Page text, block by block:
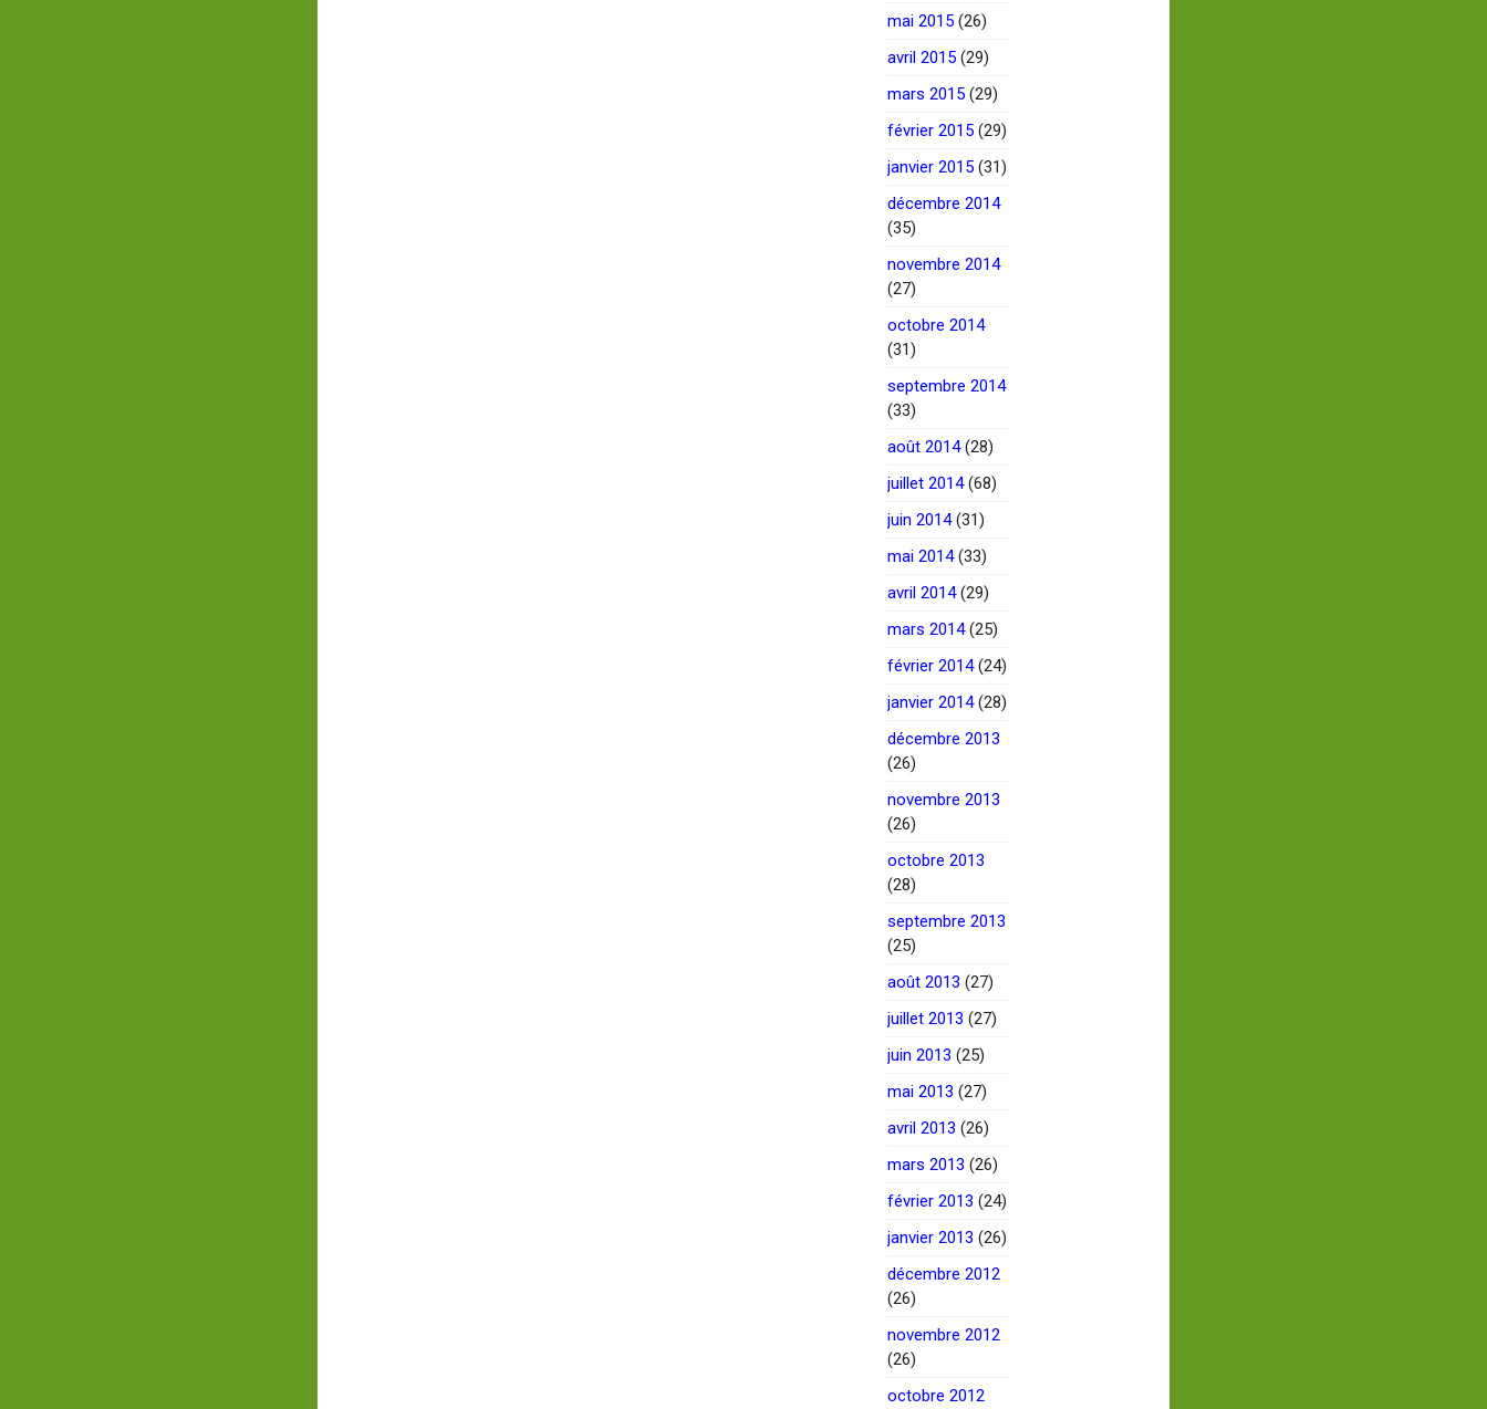
mai 2015 (26)
avril 2015 (29)
mars 2015 (29)
février 2015 (29)
janvier 2015 (31)
décembre 2014
(35)
novembre 2014
(27)
octobre 2014
(31)
septembre 2014
(33)
août 2014(28)
juillet 2014(68)
juin 2014(31)
mai 2014(33)
avril 2014(29)
mars 2014(25)
février 2014(24)
janvier 2014(28)
décembre 2013
(26)
novembre 2013
(26)
octobre 2013
(28)
septembre 2013
(25)
août 2013 (27)
juillet 2013 (27)
juin 2013 (25)
mai 2013 (27)
avril 2013 (26)
mars 2013 (26)
février 2013 (24)
janvier 2013 (26)
décembre 2012
(26)
novembre 2012
(26)
octobre 2012